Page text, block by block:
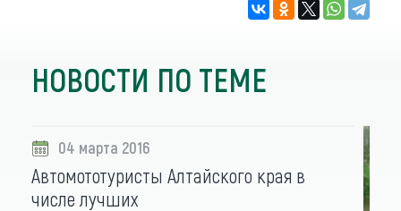
НОВОСТИ ПО ТЕМЕ
04 марта 2016
Автомототуристы Алтайского края в
числе лучших